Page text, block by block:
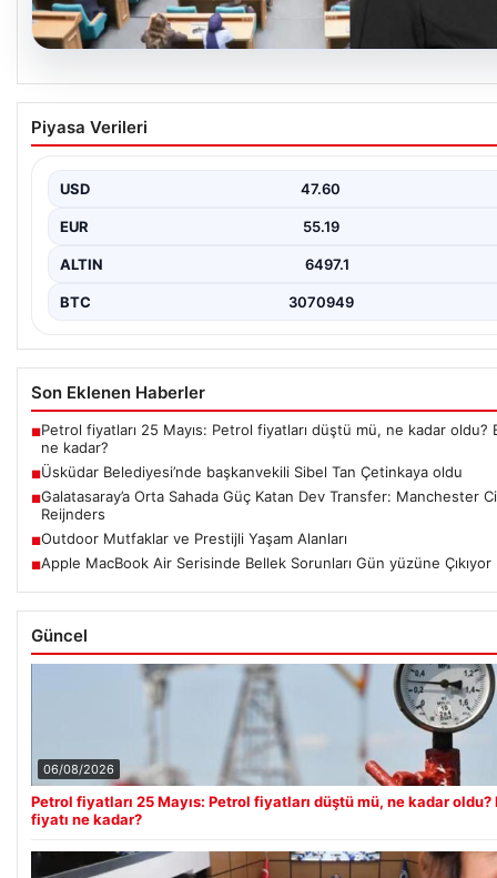
Üsküdar Belediyesi’nde başkanvekili Sibel
oldu
Piyasa Verileri
USD 47.60
EUR 55.19
ALTIN 6497.1
BTC 3070949
Son Eklenen Haberler
■Petrol fiyatları 25 Mayıs: Petrol fiyatları düştü mü, ne kadar oldu?
ne kadar?
■Üsküdar Belediyesi’nde başkanvekili Sibel Tan Çetinkaya oldu
■Galatasaray’a Orta Sahada Güç Katan Dev Transfer: Manchester
Reijnders
■Outdoor Mutfaklar ve Prestijli Yaşam Alanları
■Apple MacBook Air Serisinde Bellek Sorunları Gün yüzüne Çıkıyor
Güncel
06/08/2026
Petrol fiyatları 25 Mayıs: Petrol fiyatları düştü mü, ne kadar
fiyatı ne kadar?